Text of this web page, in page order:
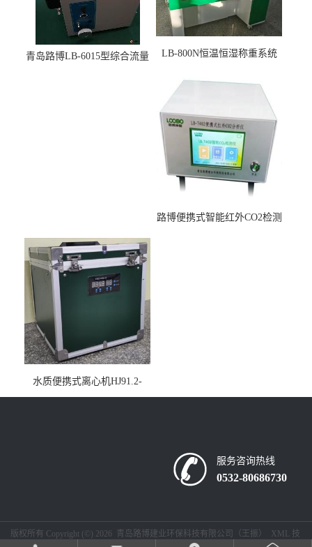
青岛路博LB-6015型综合流量
LB-800N恒温恒湿称重系统
路博便携式智能红外CO2检测
水质便携式离心机HJ91.2-
2022地表水总磷监测内置有
服务咨询热线
0532-80686730
版权所有 Copyright (©) 2026 青岛路博建业环保科技有限公司（王振） XML 技